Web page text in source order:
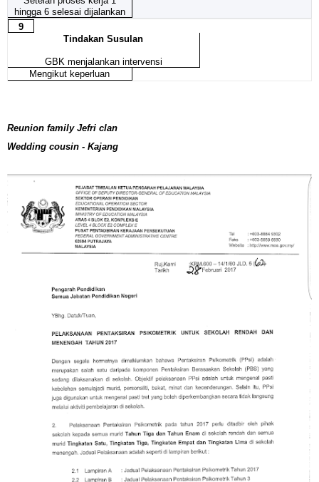
hingga 6 selesai dijalankan
9
Tindakan Susulan
GBK menjalankan intervensi
Mengikut keperluan
Reunion family Jefri clan
Wedding cousin - Kajang